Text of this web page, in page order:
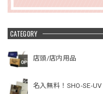
CATEGORY
店頭/店内用品
名入無料！SHO-SE-